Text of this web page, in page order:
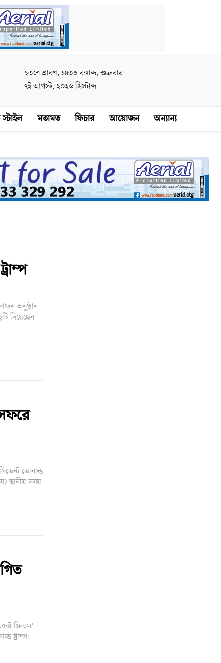
২৩শে শ্রাবণ, ১৪৩৩ বঙ্গাব্দ, শুক্রবার
৭ই আগস্ট, ২০২৬ খ্রিস্টাব্দ
মতামত ফিচার আয়োজন অন্যান্য
অনুষ্ঠান
দিয়েছেন
ডোনাল্ড
স্থানীয় সময়
ফ্রিডম’
ট্রাম্প।